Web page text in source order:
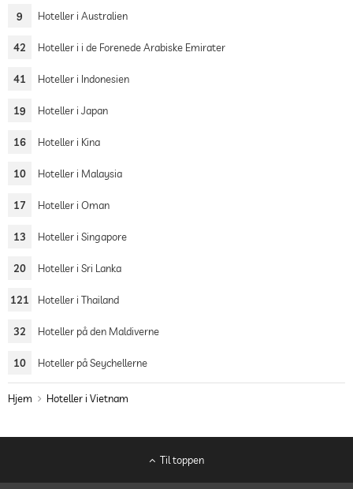
9 Hoteller i Australien
42 Hoteller i i de Forenede Arabiske Emirater
41 Hoteller i Indonesien
19 Hoteller i Japan
16 Hoteller i Kina
10 Hoteller i Malaysia
17 Hoteller i Oman
13 Hoteller i Singapore
20 Hoteller i Sri Lanka
121 Hoteller i Thailand
32 Hoteller på den Maldiverne
10 Hoteller på Seychellerne
Hjem Hoteller i Vietnam
Til toppen